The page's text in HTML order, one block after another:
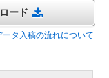
ード
ータ入稿の流れについて